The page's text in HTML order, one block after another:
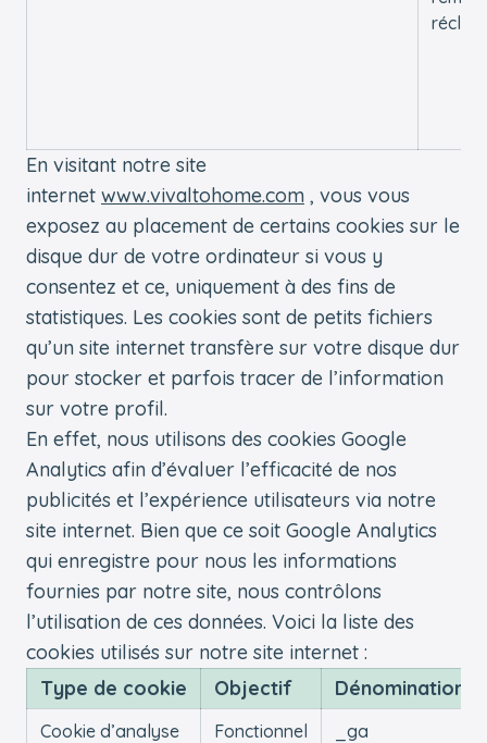
En visitant notre site
internet www.vivaltohome.com , vous vous
exposez au placement de certains cookies sur le
disque dur de votre ordinateur si vous y
consentez et ce, uniquement à des fins de
statistiques. Les cookies sont de petits fichiers
qu’un site internet transfère sur votre disque dur
pour stocker et parfois tracer de l’information
sur votre profil.
En effet, nous utilisons des cookies Google
Analytics afin d’évaluer l’efficacité de nos
publicités et l’expérience utilisateurs via notre
site internet. Bien que ce soit Google Analytics
qui enregistre pour nous les informations
fournies par notre site, nous contrôlons
l’utilisation de ces données. Voici la liste des
cookies utilisés sur notre site internet :
Type de cookie
Objectif Dénomination
Cookie d’analyse
Fonctionnel
_ga